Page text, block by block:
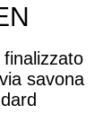
savona